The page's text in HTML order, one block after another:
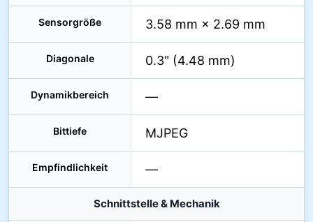
Sensorgröße 3.58 mm × 2.69 mm
Diagonale 0.3" (4.48 mm)
Dynamikbereich —
Bittiefe MJPEG
Empfindlichkeit —
Schnittstelle & Mechanik